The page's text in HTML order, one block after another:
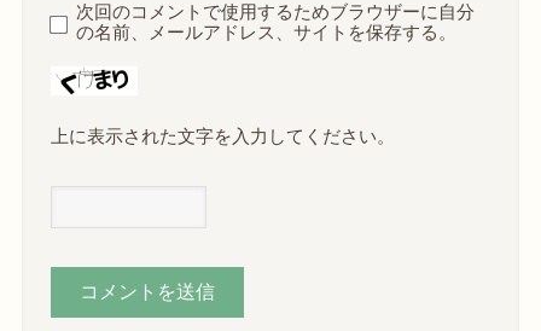
次回のコメントで使用するためブラウザーに自分
の名前、メールアドレス、サイトを保存する。
上に表示された文字を入力してください。